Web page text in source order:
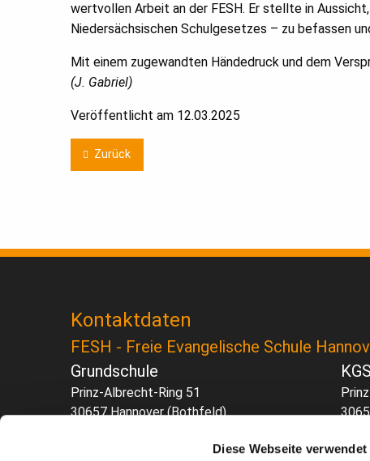
Diese Webseite
wertvollen Arbeit an der FESH. Er stellte in
Niedersächsischen Schulgesetzes – zu befassen
Mit einem zugewandten Händedruck und dem
(J. Gabriel)
Veröffentlicht am 12.03.2025
Zurück
Kontaktdaten
FESH - Freie Evangelische Schule
Grundschule
Prinz-Albrecht-Ring 51
30657 Hannover (Bothfeld)